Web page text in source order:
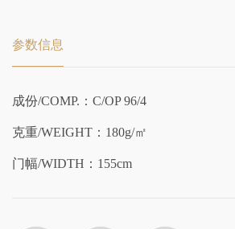
参数信息
成份/COMP.：C/OP 96/4
克重/WEIGHT：180g/㎡
门幅/WIDTH：155cm